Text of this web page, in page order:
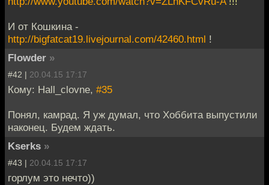
И от Кошкина -
http://bigfatcat19.livejournal.com/42460.html !
Flowder »
#42 | 20.04.15 17:17
Кому: Hall_clovne, #35
Понял, камрад. Я уж думал, что Хоббита выпустили
наконец. Будем ждать.
Kserks »
#43 | 20.04.15 17:17
горлум это нечто))